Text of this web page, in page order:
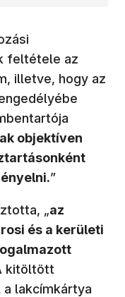
feltétele az
illetve, hogy az
objektíven
”
„az
és a kerületi
kitöltött
lakcímkártya